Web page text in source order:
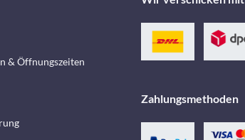
& Öffnungszeiten
Zahlungsmethoden